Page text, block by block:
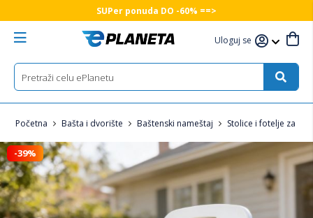
SUPer ponuda DO -60% ==>
Uloguj se
Početna Bašta i dvorište Baštenski nameštaj Stolice i fotelje za
-39%